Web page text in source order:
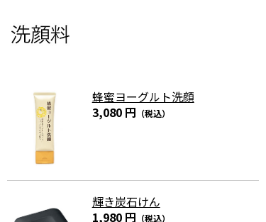
蜂蜜ヨーグルト洗顔
3,080 円 （税込）
輝き炭石けん
1,980 円 （税込）